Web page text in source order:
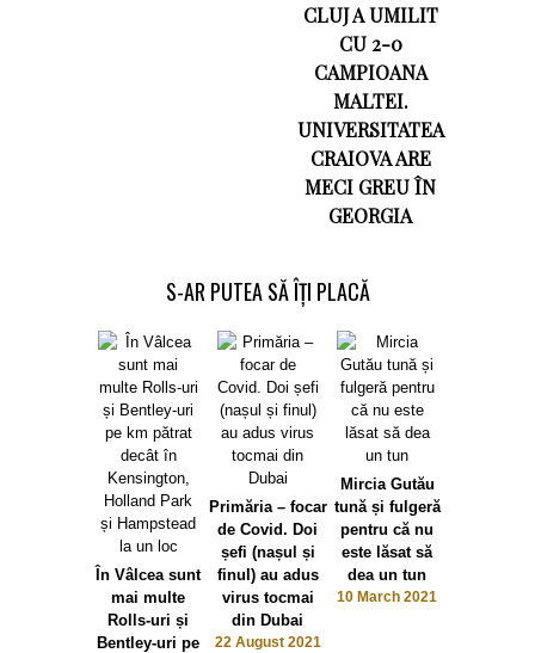
CLUJ A UMILIT
CU 2-0
CAMPIOANA
MALTEI.
UNIVERSITATEA
CRAIOVA ARE
MECI GREU ÎN
GEORGIA
S-AR PUTEA SĂ ÎȚI PLACĂ
În Vâlcea sunt
mai multe
Rolls-uri și
Bentley-uri pe
Primăria – focar
de Covid. Doi
șefi (nașul și
finul) au adus
virus tocmai
din Dubai
22 August 2021
Mircia Gutău
tună și fulgeră
pentru că nu
este lăsat să
dea un tun
10 March 2021